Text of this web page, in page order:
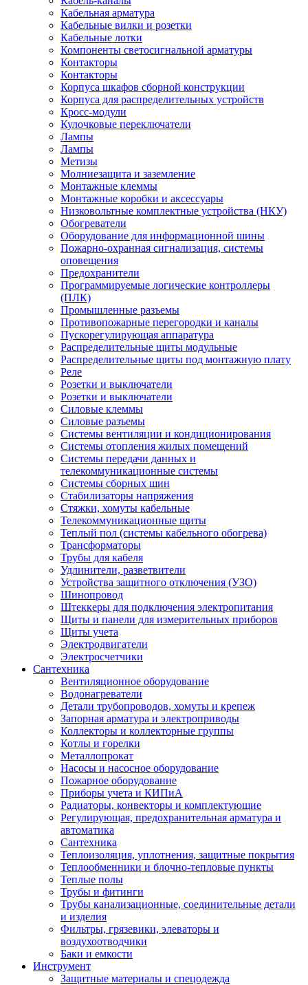
Кабельная арматура
Кабельные вилки и розетки
Кабельные лотки
Компоненты светосигнальной арматуры
Контакторы
Контакторы
Корпуса шкафов сборной конструкции
Корпуса для распределительных устройств
Кросс-модули
Кулочковые переключатели
Лампы
Лампы
Метизы
Молниезащита и заземление
Монтажные клеммы
Монтажные коробки и аксессуары
Низковольтные комплектные устройства (НКУ)
Обогреватели
Оборудование для информационной шины
Пожарно-охранная сигнализация, системы
оповещения
Предохранители
Программируемые логические контроллеры
(ПЛК)
Промышленные разъемы
Противопожарные перегородки и каналы
Пускорегулирующая аппаратура
Распределительные щиты модульные
Распределительные щиты под монтажную плату
Реле
Розетки и выключатели
Розетки и выключатели
Силовые клеммы
Силовые разъемы
Системы вентиляции и кондиционирования
Системы отопления жилых помещений
Системы передачи данных и
телекоммуникационные системы
Системы сборных шин
Стабилизаторы напряжения
Стяжки, хомуты кабельные
Телекоммуникационные щиты
Теплый пол (системы кабельного обогрева)
Трансформаторы
Трубы для кабеля
Удлинители, разветвители
Устройства защитного отключения (УЗО)
Шинопровод
Штеккеры для подключения электропитания
Щиты и панели для измерительных приборов
Щиты учета
Электродвигатели
Электросчетчики
Сантехника
Вентиляционное оборудование
Водонагреватели
Детали трубопроводов, хомуты и крепеж
Запорная арматура и электроприводы
Коллекторы и коллекторные группы
Котлы и горелки
Металлопрокат
Насосы и насосное оборудование
Пожарное оборудование
Приборы учета и КИПиА
Радиаторы, конвекторы и комплектующие
Регулирующая, предохранительная арматура и
автоматика
Сантехника
Теплоизоляция, уплотнения, защитные покрытия
Теплообменники и блочно-тепловые пункты
Теплые полы
Трубы и фитинги
Трубы канализационные, соединительные детали
и изделия
Фильтры, грязевики, элеваторы и
воздухоотводчики
Баки и емкости
Инструмент
Защитные материалы и спецодежда